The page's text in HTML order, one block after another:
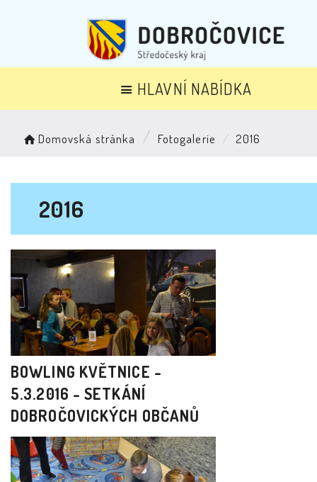
HLAVNÍ NABÍDKA
Domovská stránka Fotogalerie 2016
2016
BOWLING KVĚTNICE -
5.3.2016 - SETKÁNÍ
DOBROČOVICKÝCH OBČANŮ